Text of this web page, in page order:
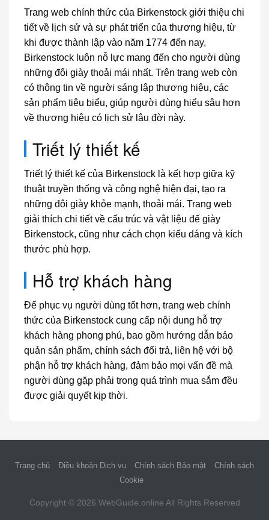
Trang web chính thức của Birkenstock giới thiệu chi
tiết về lịch sử và sự phát triển của thương hiệu, từ
khi được thành lập vào năm 1774 đến nay,
Birkenstock luôn nỗ lực mang đến cho người dùng
những đôi giày thoải mái nhất. Trên trang web còn
có thông tin về người sáng lập thương hiệu, các
sản phẩm tiêu biểu, giúp người dùng hiểu sâu hơn
về thương hiệu có lịch sử lâu đời này.
Triết lý thiết kế
Triết lý thiết kế của Birkenstock là kết hợp giữa kỹ
thuật truyền thống và công nghệ hiện đại, tạo ra
những đôi giày khỏe mạnh, thoải mái. Trang web
giải thích chi tiết về cấu trúc và vật liệu đế giày
Birkenstock, cũng như cách chọn kiểu dáng và kích
thước phù hợp.
Hỗ trợ khách hàng
Để phục vụ người dùng tốt hơn, trang web chính
thức của Birkenstock cung cấp nội dung hỗ trợ
khách hàng phong phú, bao gồm hướng dẫn bảo
quản sản phẩm, chính sách đổi trả, liên hệ với bộ
phận hỗ trợ khách hàng, đảm bảo mọi vấn đề mà
người dùng gặp phải trong quá trình mua sắm đều
được giải quyết kịp thời.
Trang chủ Điều khoản Dịch vụ Chính sách Bảo mật
Chính sách
Cookie
Copyright © 2026 WebGuide.online All Rights Reserved